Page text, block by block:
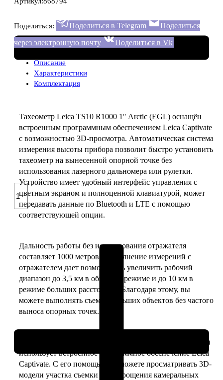
Количество
товара
Тахеометр
Leica
1"
Arctic
(EGL)
Поделиться: Поделиться в Telegram
Поделиться
через электронную почту
Поделиться в Vk
Описание
Характеристики
Комплектация
Тахеометр Leica TS10 R1000 1″ Arctic (EGL) оснащён
встроенным программным обеспечением Leica Captivate
с возможностью 3D-просмотра. Автоматическая система
измерения высоты прибора позволит быстро установить
тахеометр на вынесенной опорной точке без
использования лазерного дальномера или рулетки.
Устройство имеет удобный интерфейс управления с
цветным экраном и полноценной клавиатурой, может
передавать данные по Bluetooth и LTE с помощью
соответствующей опции.
Дальность работы без использования отражателя
составляет 1000 метров. Выполнение измерений с
отражателем дает возможность увеличить рабочий
диапазон до 3,5 км в обычном режиме и до 10 км в
режиме больших расстояний. Благодаря этому, вы
можете выполнять съемку больших объектов без частого
выноса опорных точек.
Для работы тахеометр Leica TS10 R1000 1″ Arctic (EGL)
использует встроенное программное обеспечение Leica
Captivate. С его помощью вы можете просматривать 3D-
модели участка съемки для упрощения камеральных